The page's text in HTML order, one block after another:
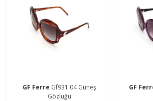
GF Ferre Gf931 04 Güneş
Gözlüğü
GF